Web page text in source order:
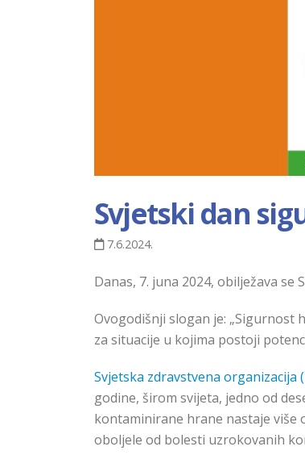
Svjetski dan
7.6.2024.
Danas, 7. juna 2024, obilježava
Ovogodišnji slogan je: „Sigurnost
za situacije u kojima postoji
Svjetska zdravstvena organizacija
godine, širom svijeta, jedno od
kontaminirane hrane nastaje više
oboljele od bolesti uzrokovanih